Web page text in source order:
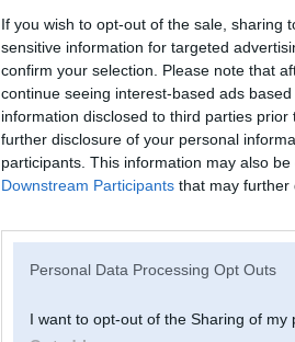
If you wish to opt-out of the sale, sharing
sensitive information for targeted
confirm your selection. Please note that
continue seeing interest-based ads
information disclosed to third parties
further disclosure of your personal
participants. This information may also
Downstream Participants that may further
Personal Data Processing Opt Outs
I want to opt-out of the Sharing of my
Spied uz bildes, lai
vakar, gan jau bija
Džips vēlāk bija
[ Šo ziņu laboja juriz, 30
30. Jul 2024, 19:07
Apakšuzņēmēji jau